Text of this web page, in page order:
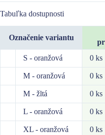
Tabuľka dostupnosti
Označenie variantu
S - oranžová 0 ks
M - oranžová 0 ks
M - žltá 0 ks
L - oranžová 0 ks
XL - oranžová 0 ks